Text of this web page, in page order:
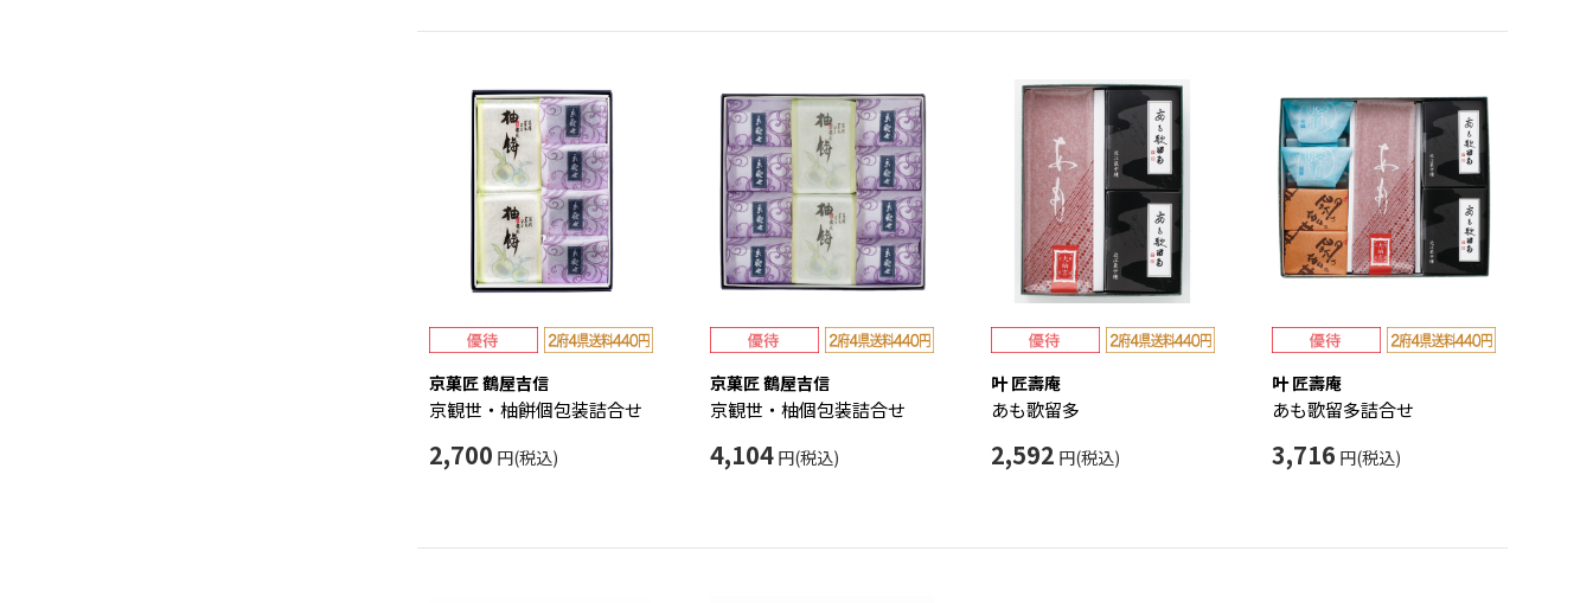
京菓匠 鶴屋吉信
京観世・柚餅個包装詰合せ
2,700 円(税込)
京菓匠 鶴屋吉信
京観世・柚個包装詰合せ
4,104 円(税込)
叶 匠壽庵
あも歌留多
2,592 円(税込)
叶 匠壽庵
あも歌留多詰合せ
3,716 円(税込)